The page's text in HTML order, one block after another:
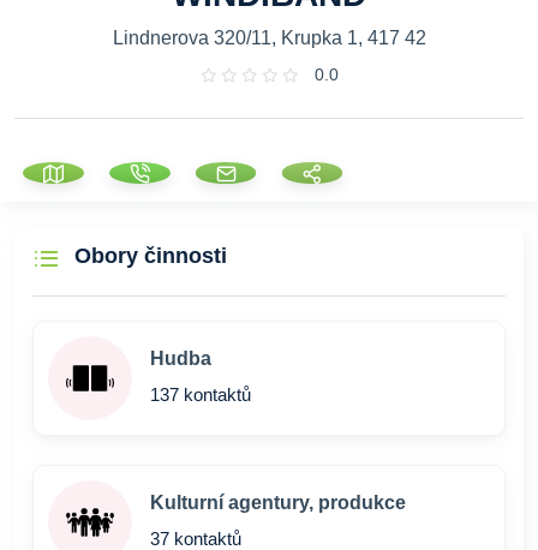
Lindnerova 320/11, Krupka 1, 417 42
0.0
Obory činnosti
Hudba
137 kontaktů
Kulturní agentury, produkce
37 kontaktů